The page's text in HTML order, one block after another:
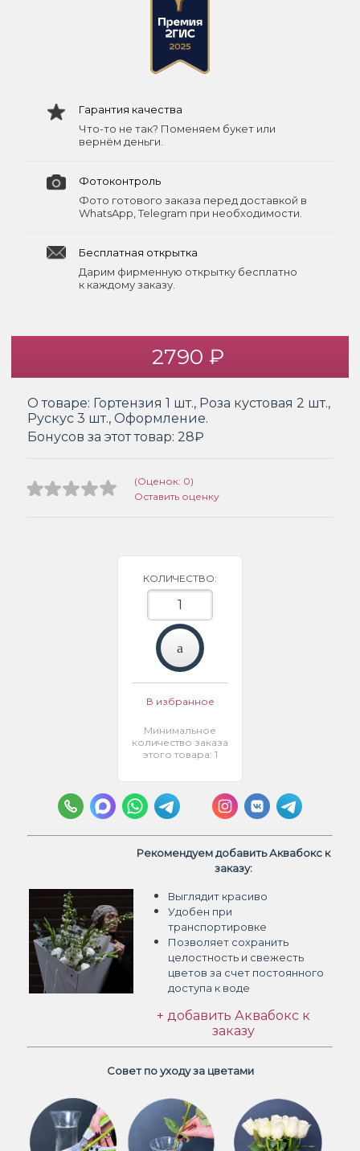
Гарантия качества
Что-то не так? Поменяем букет или
вернём деньги.
Фотоконтроль
Фото готового заказа перед доставкой в
WhatsApp, Telegram при необходимости.
Бесплатная открытка
Дарим фирменную открытку бесплатно
к каждому заказу.
2790 ₽
О товаре: Гортензия 1 шт., Роза кустовая 2 шт.,
Рускус 3 шт., Оформление.
Бонусов за этот товар: 28₽
(Оценок: 0)
Оставить оценку
КОЛИЧЕСТВО:
В избранное
Минимальное
количество заказа
этого товара: 1
Рекомендуем добавить Аквабокс к
заказу:
Выглядит красиво
Удобен при
транспортировке
Позволяет сохранить
целостность и свежесть
цветов за счет постоянного
доступа к воде
+ добавить Аквабокс к
заказу
Совет по уходу за цветами